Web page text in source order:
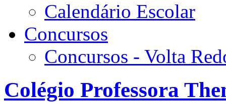
Calendário Escolar
Concursos
Concursos - Volta
Colégio Professora